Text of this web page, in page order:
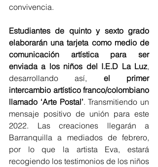
convivencia.
Estudiantes de quinto y sexto grado
elaborarán una tarjeta como medio de
comunicación artística para ser
enviada a los niños del I.E.D La Luz,
desarrollando así, el primer
intercambio artístico franco/colombiano
llamado ‘Arte Postal’. Transmitiendo un
mensaje positivo de unión para este
2022. Las creaciones llegarán a
Barranquilla a mediados de febrero,
por lo que la artista Eva, estará
recogiendo los testimonios de los niños